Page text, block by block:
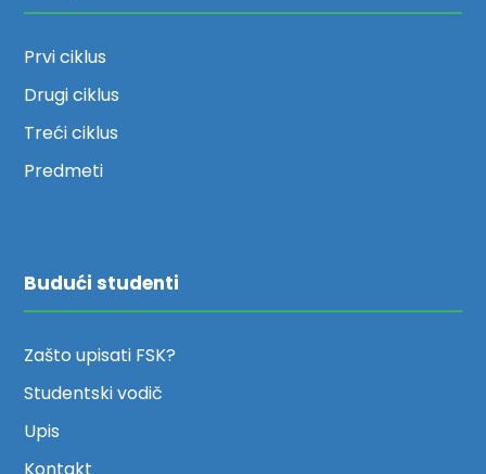
Prvi ciklus
Drugi ciklus
Treći ciklus
Predmeti
Budući studenti
Zašto upisati FSK?
Studentski vodič
Upis